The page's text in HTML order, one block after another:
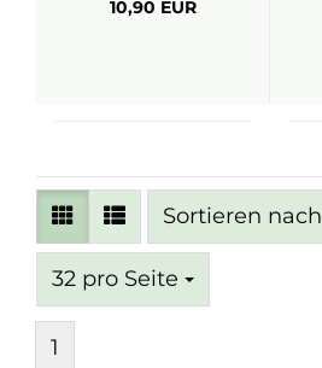
10,90 EUR
Sortieren nach
Sortieren nach
32 pro Seite
pro Seite
1